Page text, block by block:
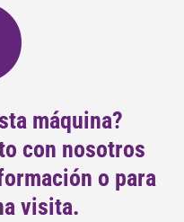
máquina?
con nosotros
o para
visita.